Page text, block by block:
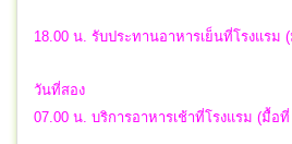
18.00 น. รับประทานอาหารเย็นที่โรงแรม
วันที่สอง
07.00 น. บริการอาหารเช้าที่โรงแรม (มื้อที่